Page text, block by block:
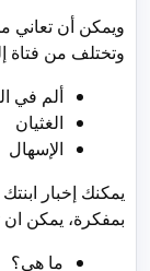
ويمكن أن تعاني
وتختلف من فتاة
ألم في
الغثيان
الإسهال
يمكنك إخبار
بمفكرة، يمكن
ما هي؟